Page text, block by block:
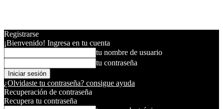
Registrarse
¡Bienvenido! Ingresa en tu cuenta
tu nombre de usuario
tu contraseña
¿Olvidaste tu contraseña? consigue ayuda
Recuperación de contraseña
Recupera tu contraseña